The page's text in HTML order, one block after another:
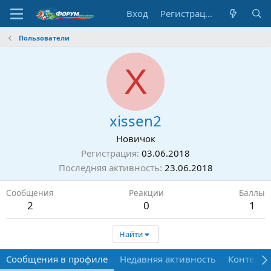
Вход Регистрация
Пользователи
X
xissen2
Новичок
Регистрация 03.06.2018
Последняя активность 23.06.2018
Сообщения
2
Реакции
0
Баллы
1
Найти
Сообщения в профиле Недавняя активность Контент